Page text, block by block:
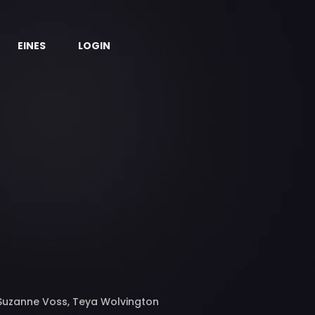
EINES LOGIN
Voss, Teya Wolvington